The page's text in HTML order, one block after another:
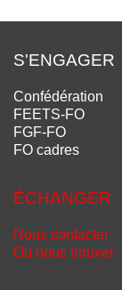
S'ENGAGER
Confédération
FEETS-FO
FGF-FO
FO cadres
ÉCHANGER
Nous contacter
Où nous trouver